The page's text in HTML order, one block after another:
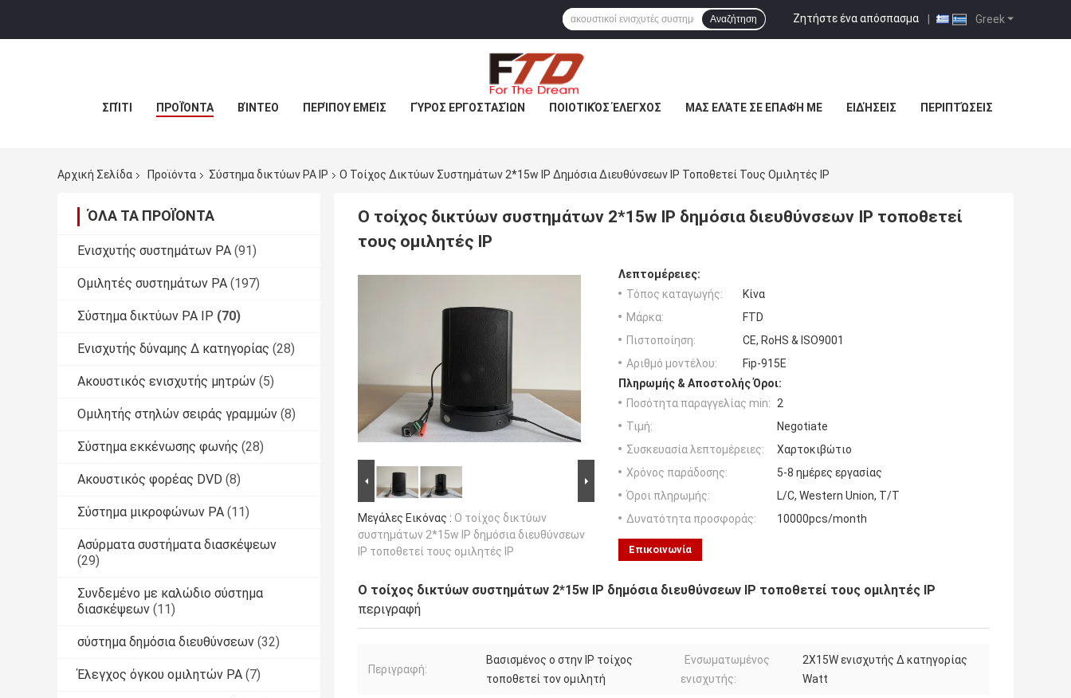
Greek
Ζητήστε ένα απόσπασμα |
Αναζήτηση
ΣΠΊΤΙ ΠΡΟΪΌΝΤΑ ΒΊΝΤΕΟ ΠΕΡΊΠΟΥ ΕΜΕΊΣ ΓΎΡΟΣ ΕΡΓΟΣΤΑΣΊΩΝ ΠΟΙΟΤΙΚΌΣ ΈΛΕΓΧΟΣ ΜΑΣ ΕΛΆΤΕ ΣΕ ΕΠΑΦΉ ΜΕ ΕΙΔΉΣΕΙΣ ΠΕΡΙΠΤΏΣΕΙΣ
Αρχική Σελίδα Προϊόντα Σύστημα δικτύων PA IP Ο Τοίχος Δικτύων Συστημάτων 2*15w IP Δημόσια Διευθύνσεων IP Τοποθετεί Τους Ομιλητές IP
ΌΛΑ ΤΑ ΠΡΟΪΌΝΤΑ
Ενισχυτής συστημάτων PA (91)
Ομιλητές συστημάτων PA (197)
Σύστημα δικτύων PA IP (70)
Ενισχυτής δύναμης Δ κατηγορίας (28)
Ακουστικός ενισχυτής μητρών (5)
Ομιλητής στηλών σειράς γραμμών (8)
Σύστημα εκκένωσης φωνής (28)
Ακουστικός φορέας DVD (8)
Σύστημα μικροφώνων PA (11)
Ασύρματα συστήματα διασκέψεων
(29)
Συνδεμένο με καλώδιο σύστημα
διασκέψεων (11)
σύστημα δημόσια διευθύνσεων (32)
Έλεγχος όγκου ομιλητών PA (7)
Ο τοίχος δικτύων συστημάτων 2*15w IP δημόσια διευθύνσεων IP τοποθετεί
τους ομιλητές IP
Μεγάλες Εικόνας : Ο τοίχος δικτύων
συστημάτων 2*15w IP δημόσια διευθύνσεων
IP τοποθετεί τους ομιλητές IP
Λεπτομέρειες:
Τόπος καταγωγής:
Κίνα
Μάρκα:
FTD
Πιστοποίηση:
CE, RoHS & ISO9001
Αριθμό μοντέλου:
Fip-915E
Πληρωμής & Αποστολής Όροι:
Ποσότητα παραγγελίας min: 2
Τιμή:
Negotiate
Συσκευασία λεπτομέρειες:
Χαρτοκιβώτιο
Χρόνος παράδοσης:
5-8 ημέρες εργασίας
Όροι πληρωμής:
L/C, Western Union, T/T
Δυνατότητα προσφοράς:
10000pcs/month
Επικοινωνία
Ο τοίχος δικτύων συστημάτων 2*15w IP δημόσια διευθύνσεων IP τοποθετεί τους ομιλητές IP
περιγραφή
Περιγραφή:
Βασισμένος ο στην IP τοίχος
τοποθετεί τον ομιλητή
Ενσωματωμένος
ενισχυτής:
2X15W ενισχυτής Δ κατηγορίας
Watt